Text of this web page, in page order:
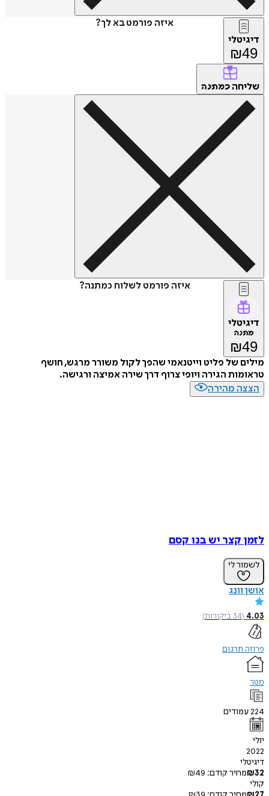
איזה פורמט בא לך?
דיגיטלי
₪49
שליחה כמתנה
איזה פורמט לשלוח כמתנה?
דיגיטלי
מתנה
₪49
מילים של פליט וייטנאמי שהפך לקול משורר מרגש, חושף
טראומות הגירה ויופי צרוף דרך שירה אמיצה ורגישה.
הצצה מהירה
לזמן קצר יש בנו קסם
לשמור לי
אושן וונג
4.03
(
34ביקורות)
פרוזה תרגום
מטר
224עמודים
יולי
2022
דיגיטלי
₪32 מחיר קודם: ₪49
קולי